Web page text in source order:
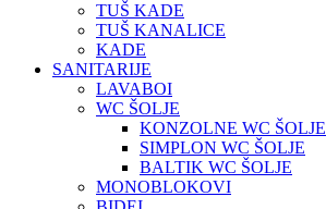
TUŠ KADE
TUŠ KANALICE
KADE
SANITARIJE
LAVABOI
WC ŠOLJE
KONZOLNE WC ŠOLJE
SIMPLON WC ŠOLJE
BALTIK WC ŠOLJE
MONOBLOKOVI